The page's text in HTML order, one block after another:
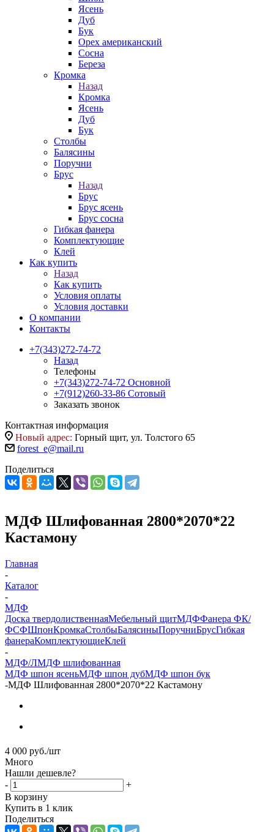
Ясень
Дуб
Бук
Орех американский
Сосна
Береза
Кромка
Назад
Кромка
Ясень
Дуб
Бук
Столбы
Балясины
Поручни
Брус
Назад
Брус
Брус ясень
Брус сосна
Гибкая фанера
Комплектующие
Клей
Как купить
Назад
Как купить
Условия оплаты
Условия доставки
О компании
Контакты
+7(343)272-74-72
Назад
Телефоны
+7(343)272-74-72 Основной
+7(912)260-33-86 Сотовый
Заказать звонок
Контактная информация
Новый адрес: Горный щит, ул. Толстого 65
forest_e@mail.ru
Поделиться
МДФ Шлифованная 2800*2070*22
Кастамону
Главная
-
Каталог
-
МДФ
Доска твердолиственнаяМебельный щитМДФФанера ФК/
ФСФШпонКромкаСтолбыБалясиныПоручниБрусГибкая
фанераКомплектующиеКлей
-
МДФ/ЛМДФ шлифованная
МДФ шпон ясеньМДФ шпон дубМДФ шпон бук
-МДФ Шлифованная 2800*2070*22 Кастамону
4 000 руб./шт
Много
Нашли дешевле?
-
+
В корзину
Купить в 1 клик
Поделиться